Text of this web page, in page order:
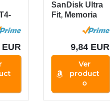
16
EUR
SanDisk Ultra
Fit, Memoria
flash USB 3.1
de 64 GB...
9,84 EUR
Ver
product
o